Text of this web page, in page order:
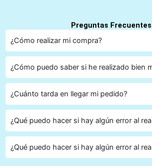
Preguntas Frecuentes
¿Cómo realizar mi compra?
¿Cómo puedo saber si he realizado bien
¿Cuánto tarda en llegar mi pedido?
¿Qué puedo hacer si hay algún error al
¿Qué puedo hacer si hay algún error al